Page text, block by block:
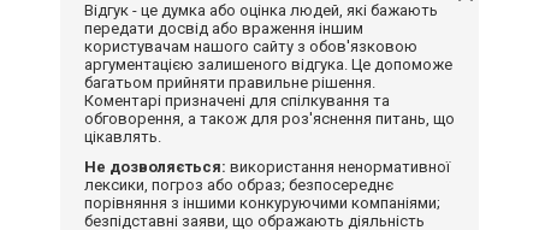
Відгук - це думка або оцінка людей, які бажають
передати досвід або враження іншим
користувачам нашого сайту з обов'язковою
аргументацією залишеного відгука. Це допоможе
багатьом прийняти правильне рішення.
Коментарі призначені для спілкування та
обговорення, а також для роз'яснення питань, що
цікавлять.
Не дозволяється: використання ненормативної
лексики, погроз або образ; безпосереднє
порівняння з іншими конкуруючими компаніями;
безпідставні заяви, що ображають діяльність